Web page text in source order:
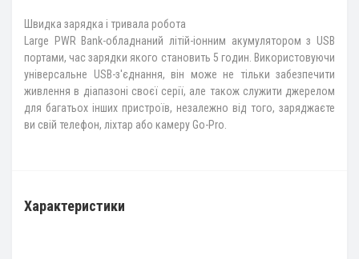
Швидка зарядка і тривала робота
Large PWR Bank-обладнаний літій-іонним акумулятором з USB
портами, час зарядки якого становить 5 годин. Використовуючи
універсальне USB-з'єднання, він може не тільки забезпечити
живлення в діапазоні своєї серії, але також служити джерелом
для багатьох інших пристроїв, незалежно від того, заряджаєте
ви свій телефон, ліхтар або камеру Go-Pro.
Характеристики